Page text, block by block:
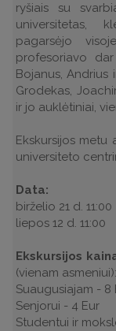
ryšiais su
universitetas,
pagarsėjo
profesoriavo
Bojanus, Andrius
Grodekas,
ir jo auklėtiniai,
Ekskursijos metu
universiteto
Data:
birželio 21 d. 11:00
liepos 12 d. 11:00
Ekskursijos
(vienam asmeniui):
Suaugusiajam - 8
Senjorui - 4 Eur
Studentui ir